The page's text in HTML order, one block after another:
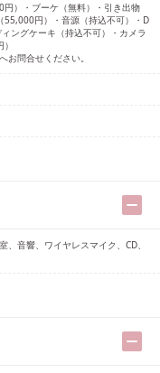
）・ブーケ（無料）・引き出物
55,000円）・音源（持込不可）・D
ングケーキ（持込不可）・カメラ
お問合せください。
音響、ワイヤレスマイク、CD、